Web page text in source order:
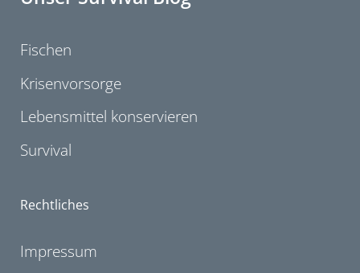
Fischen
Krisenvorsorge
Lebensmittel konservieren
Survival
Rechtliches
Impressum